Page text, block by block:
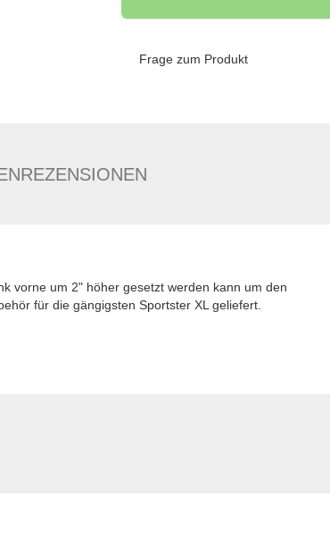
Frage zum Produkt
vorne um 2" höher gesetzt werden kann um den
für die gängigsten Sportster XL geliefert.